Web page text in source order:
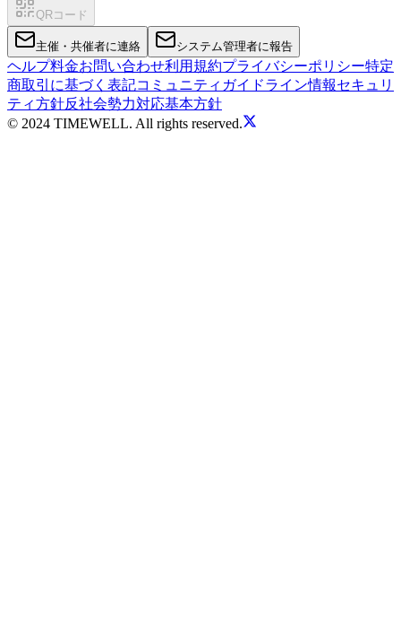
QRコード
主催・共催者に連絡 システム管理者に報告
ヘルプ料金お問い合わせ利用規約プライバシーポリシー特定
商取引に基づく表記コミュニティガイドライン情報セキュリ
ティ方針反社会勢力対応基本方針
© 2024 TIMEWELL. All rights reserved.